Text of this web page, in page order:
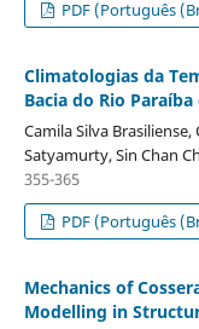
PDF (Português
Climatologias da
Bacia do Rio
Camila Silva
Satyamurty, Sin Chan
355-365
PDF (Português
Mechanics of
Modelling in